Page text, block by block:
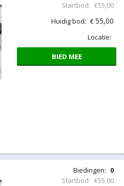
Startbod: €55,00
Huidig bod: €55,00
Locatie:
BIED MEE
Biedingen: 0
Startbod: €55,00